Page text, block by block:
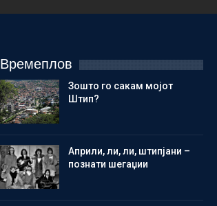
Времеплов
Зошто го сакам мојот
Штип?
Aприли, ли, ли, штипјани –
познати шегаџии